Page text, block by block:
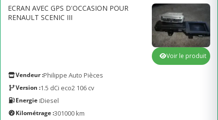
ECRAN AVEC GPS D'OCCASION POUR
RENAULT SCENIC III
Vendeur :Philippe Auto Pièces
Version :1.5 dCi eco2 106 cv
Energie :Diesel
Kilométrage :301000 km
Voir le produit